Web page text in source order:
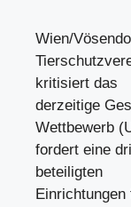
Wien/
kritisiert das
derzeitige
Wettbewerb
fordert eine
beteiligten